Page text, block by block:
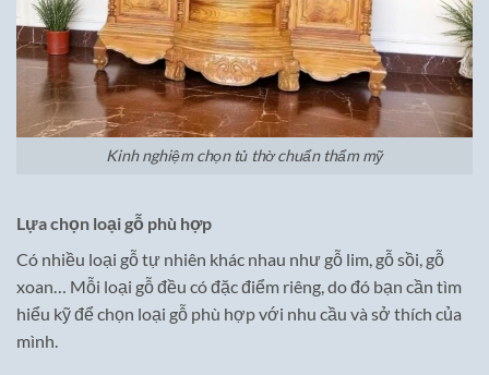
Kinh nghiệm chọn tủ thờ chuẩn thẩm mỹ
Lựa chọn loại gỗ phù hợp
Có nhiều loại gỗ tự nhiên khác nhau như gỗ lim, gỗ sồi, gỗ
xoan… Mỗi loại gỗ đều có đặc điểm riêng, do đó bạn cần tìm
hiểu kỹ để chọn loại gỗ phù hợp với nhu cầu và sở thích của
mình.